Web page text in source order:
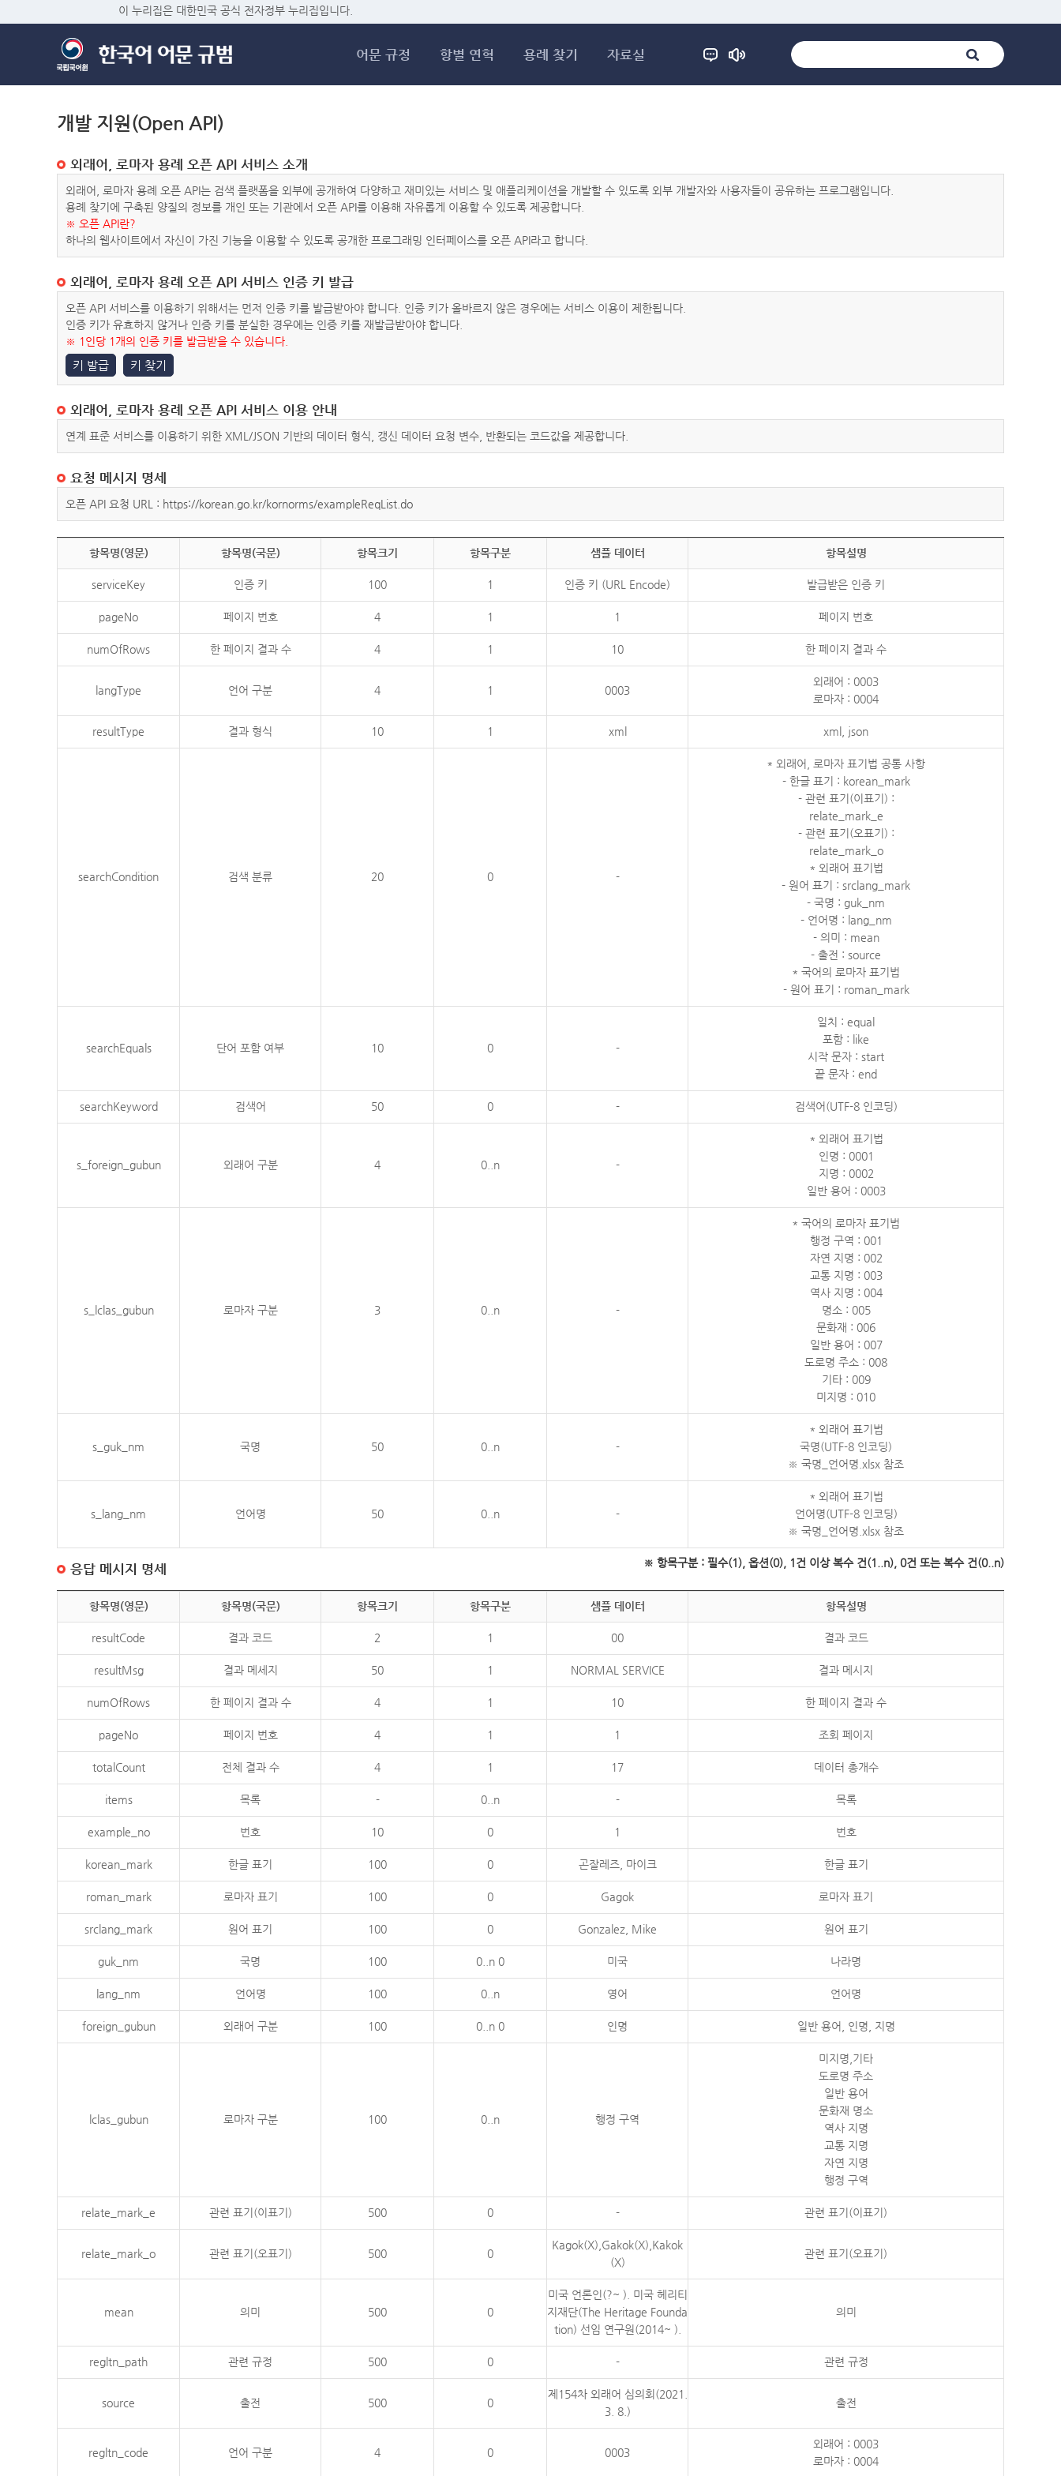
이 누리집은 대한민국 공식 전자정부 누리집입니다.
어문 규정 항별 연혁 용례 찾기 자료실
개발 지원(Open API)
외래어, 로마자 용례 오픈 API 서비스 소개
외래어, 로마자 용례 오픈 API는 검색 플랫폼을 외부에 공개하여 다양하고 재미있는 서비스 및 애플리케이션을 개발할 수 있도록 외부 개발자와 사용자들이 공유하는 프로그램입니다.
용례 찾기에 구축된 양질의 정보를 개인 또는 기관에서 오픈 API를 이용해 자유롭게 이용할 수 있도록 제공합니다.
※ 오픈 API란?
하나의 웹사이트에서 자신이 가진 기능을 이용할 수 있도록 공개한 프로그래밍 인터페이스를 오픈 API라고 합니다.
외래어, 로마자 용례 오픈 API 서비스 인증 키 발급
오픈 API 서비스를 이용하기 위해서는 먼저 인증 키를 발급받아야 합니다. 인증 키가 올바르지 않은 경우에는 서비스 이용이 제한됩니다.
인증 키가 유효하지 않거나 인증 키를 분실한 경우에는 인증 키를 재발급받아야 합니다.
※ 1인당 1개의 인증 키를 발급받을 수 있습니다.
키 발급 키 찾기
외래어, 로마자 용례 오픈 API 서비스 이용 안내
연계 표준 서비스를 이용하기 위한 XML/JSON 기반의 데이터 형식, 갱신 데이터 요청 변수, 반환되는 코드값을 제공합니다.
요청 메시지 명세
오픈 API 요청 URL : https://korean.go.kr/kornorms/exampleReqList.do
항목명(영문) 항목명(국문) 항목크기 항목구분 샘플 데이터 항목설명
serviceKey 인증 키 100 1 인증 키 (URL Encode) 발급받은 인증 키
pageNo 페이지 번호 4 1 1 페이지 번호
numOfRows 한 페이지 결과 수 4 1 10 한 페이지 결과 수
langType 언어 구분 4 1 0003
외래어 : 0003
로마자 : 0004
resultType 결과 형식 10 1 xml xml, json
searchCondition 검색 분류 20 0 -
* 외래어, 로마자 표기법 공통 사항
- 한글 표기 : korean_mark
- 관련 표기(이표기) :
relate_mark_e
- 관련 표기(오표기) :
relate_mark_o
* 외래어 표기법
- 원어 표기 : srclang_mark
- 국명 : guk_nm
- 언어명 : lang_nm
- 의미 : mean
- 출전 : source
* 국어의 로마자 표기법
- 원어 표기 : roman_mark
searchEquals 단어 포함 여부 10 0 -
일치 : equal
포함 : like
시작 문자 : start
끝 문자 : end
searchKeyword 검색어 50 0 - 검색어(UTF-8 인코딩)
s_foreign_gubun 외래어 구분 4 0..n -
* 외래어 표기법
인명 : 0001
지명 : 0002
일반 용어 : 0003
s_lclas_gubun 로마자 구분 3 0..n -
* 국어의 로마자 표기법
행정 구역 : 001
자연 지명 : 002
교통 지명 : 003
역사 지명 : 004
명소 : 005
문화재 : 006
일반 용어 : 007
도로명 주소 : 008
기타 : 009
미지명 : 010
s_guk_nm 국명 50 0..n -
* 외래어 표기법
국명(UTF-8 인코딩)
※ 국명_언어명.xlsx 참조
s_lang_nm 언어명 50 0..n -
* 외래어 표기법
언어명(UTF-8 인코딩)
※ 국명_언어명.xlsx 참조
※ 항목구분 : 필수(1), 옵션(0), 1건 이상 복수 건(1..n), 0건 또는 복수 건(0..n)
응답 메시지 명세
항목명(영문) 항목명(국문) 항목크기 항목구분 샘플 데이터 항목설명
resultCode 결과 코드 2 1 00 결과 코드
resultMsg 결과 메세지 50 1 NORMAL SERVICE 결과 메시지
numOfRows 한 페이지 결과 수 4 1 10 한 페이지 결과 수
pageNo 페이지 번호 4 1 1 조회 페이지
totalCount 전체 결과 수 4 1 17 데이터 총개수
items 목록 - 0..n - 목록
example_no 번호 10 0 1 번호
korean_mark 한글 표기 100 0 곤잘레즈, 마이크 한글 표기
roman_mark 로마자 표기 100 0 Gagok 로마자 표기
srclang_mark 원어 표기 100 0 Gonzalez, Mike 원어 표기
guk_nm 국명 100 0..n 0 미국 나라명
lang_nm 언어명 100 0..n 영어 언어명
foreign_gubun 외래어 구분 100 0..n 0 인명 일반 용어, 인명, 지명
lclas_gubun 로마자 구분 100 0..n 행정 구역
미지명,기타
도로명 주소
일반 용어
문화재 명소
역사 지명
교통 지명
자연 지명
행정 구역
relate_mark_e 관련 표기(이표기) 500 0 - 관련 표기(이표기)
relate_mark_o 관련 표기(오표기) 500 0
Kagok(X),Gakok(X),Kakok
(X)
관련 표기(오표기)
mean 의미 500 0
미국 언론인(?~ ). 미국 헤리티
지재단(The Heritage Founda
tion) 선임 연구원(2014~ ).
의미
regltn_path 관련 규정 500 0 - 관련 규정
source 출전 500 0
제154차 외래어 심의회(2021.
3. 8.)
출전
regltn_code 언어 구분 4 0 0003
외래어 : 0003
로마자 : 0004